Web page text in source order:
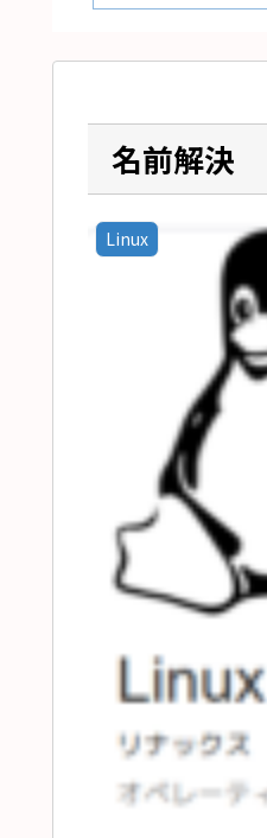
名前解決
Linux